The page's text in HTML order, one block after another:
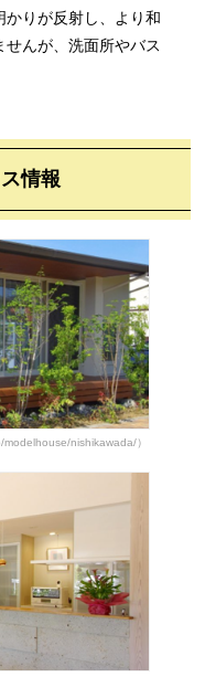
かりが反射し、より和
んが、洗面所やバス
情報
nishikawada/）